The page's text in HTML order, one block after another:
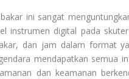
ini sangat
instrumen digital pada
dan jam dalam format
mendapatkan semua
dan keamanan